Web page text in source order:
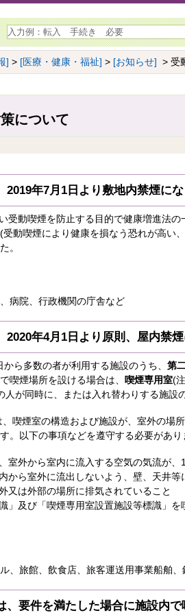
] > [医療・健康・福祉] > [お知らせ] > 受
について
2019年7月1日より敷地内禁煙にな
受動喫煙を防止する目的で健康増進法
(受動喫煙により健康を損なう恐れが高い
。
病院、行政機関の庁舎など
2020年4月1日より原則、屋内禁煙
ら多数の者が利用する施設のうち、 第
喫煙場所を設ける場合は、 喫煙専用室(
人が同時に、または入れ替わりする施設
、喫煙室の構造および施設が、室外の場
。以下の事項などを遵守する必要があり
室外から室内に流入する空気の気流が、
から室外に流出しないよう、壁、天井等
又は外部の場所に排気されていること
識」及び「喫煙専用室設置施設等標識」
、旅館、飲食店、旅客運送用事業船舶、
、要件を満たした場合に施設内で